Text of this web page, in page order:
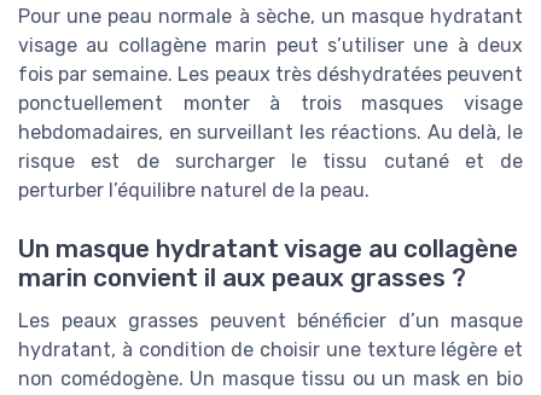
Pour une peau normale à sèche, un masque hydratant
visage au collagène marin peut s’utiliser une à deux
fois par semaine. Les peaux très déshydratées peuvent
ponctuellement monter à trois masques visage
hebdomadaires, en surveillant les réactions. Au delà, le
risque est de surcharger le tissu cutané et de
perturber l’équilibre naturel de la peau.
Un masque hydratant visage au collagène
marin convient il aux peaux grasses ?
Les peaux grasses peuvent bénéficier d’un masque
hydratant, à condition de choisir une texture légère et
non comédogène. Un masque tissu ou un mask en bio